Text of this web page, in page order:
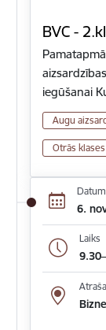
BVC -
iegūšanai
Augu
Otrās
6.
Laiks